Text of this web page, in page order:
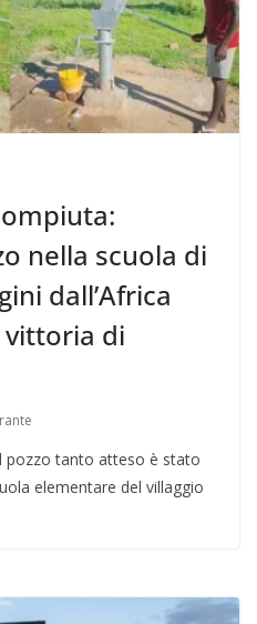
nella scuola di
dall’Africa
di
pozzo tanto atteso è stato
elementare del villaggio